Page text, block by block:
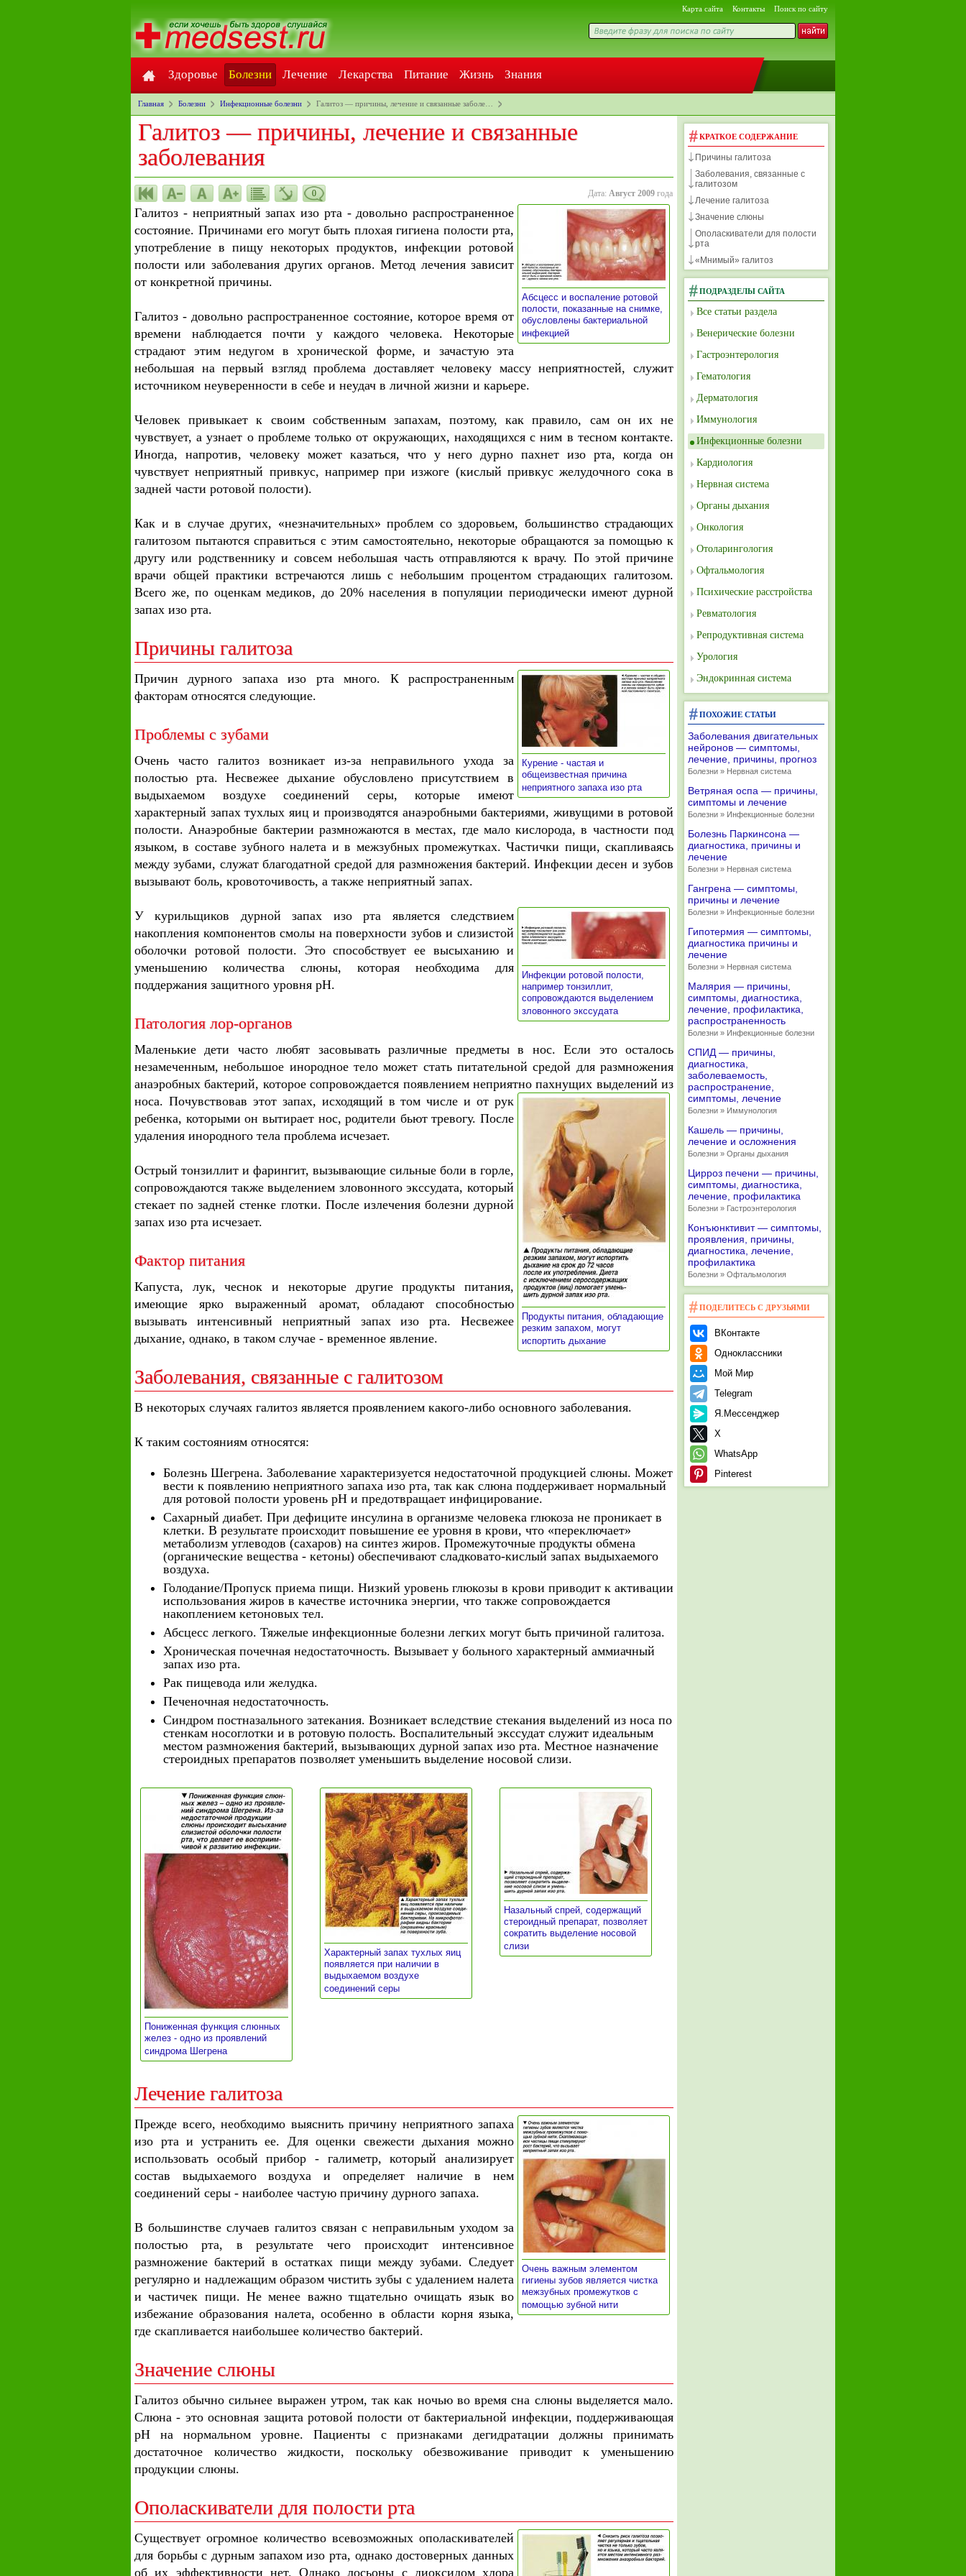
Карта сайта Контакты Поиск по сайту
Здоровье Болезни Лечение Лекарства Питание Жизнь Знания
Главная Болезни Инфекционные болезни Галитоз — причины, лечение и связанные заболе…
Галитоз — причины, лечение и связанные
заболевания
0 Дата: Август 2009 года
Абсцесс и воспаление ротовой
полости, показанные на снимке,
обусловлены бактериальной
инфекцией
Галитоз - неприятный запах изо рта - довольно распространенное
состояние. Причинами его могут быть плохая гигиена полости рта,
употребление в пищу некоторых продуктов, инфекции ротовой
полости или заболевания других органов. Метод лечения зависит
от конкретной причины.
Галитоз - довольно распространенное состояние, которое время от
времени наблюдается почти у каждого человека. Некоторые
страдают этим недугом в хронической форме, и зачастую эта
небольшая на первый взгляд проблема доставляет человеку массу неприятностей, служит
источником неуверенности в себе и неудач в личной жизни и карьере.
Человек привыкает к своим собственным запахам, поэтому, как правило, сам он их не
чувствует, а узнает о проблеме только от окружающих, находящихся с ним в тесном контакте.
Иногда, напротив, человеку может казаться, что у него дурно пахнет изо рта, когда он
чувствует неприятный привкус, например при изжоге (кислый привкус желудочного сока в
задней части ротовой полости).
Как и в случае других, «незначительных» проблем со здоровьем, большинство страдающих
галитозом пытаются справиться с этим самостоятельно, некоторые обращаются за помощью к
другу или родственнику и совсем небольшая часть отправляются к врачу. По этой причине
врачи общей практики встречаются лишь с небольшим процентом страдающих галитозом.
Всего же, по оценкам медиков, до 20% населения в популяции периодически имеют дурной
запах изо рта.
Причины галитоза
Курение - частая и
общеизвестная причина
неприятного запаха изо рта
Причин дурного запаха изо рта много. К распространенным
факторам относятся следующие.
Проблемы с зубами
Очень часто галитоз возникает из-за неправильного ухода за
полостью рта. Несвежее дыхание обусловлено присутствием в
выдыхаемом воздухе соединений серы, которые имеют
характерный запах тухлых яиц и производятся анаэробными бактериями, живущими в ротовой
полости. Анаэробные бактерии размножаются в местах, где мало кислорода, в частности под
языком, в составе зубного налета и в межзубных промежутках. Частички пищи, скапливаясь
между зубами, служат благодатной средой для размножения бактерий. Инфекции десен и зубов
вызывают боль, кровоточивость, а также неприятный запах.
Инфекции ротовой полости,
например тонзиллит,
сопровождаются выделением
зловонного экссудата
У курильщиков дурной запах изо рта является следствием
накопления компонентов смолы на поверхности зубов и слизистой
оболочки ротовой полости. Это способствует ее высыханию и
уменьшению количества слюны, которая необходима для
поддержания защитного уровня pH.
Патология лор-органов
Маленькие дети часто любят засовывать различные предметы в нос. Если это осталось
незамеченным, небольшое инородное тело может стать питательной средой для размножения
анаэробных бактерий, которое сопровождается появлением неприятно пахнущих выделений из
носа.
Продукты питания, обладающие
резким запахом, могут
испортить дыхание
Почувствовав этот запах, исходящий в том числе и от рук
ребенка, которыми он вытирает нос, родители бьют тревогу. После
удаления инородного тела проблема исчезает.
Острый тонзиллит и фарингит, вызывающие сильные боли в горле,
сопровождаются также выделением зловонного экссудата, который
стекает по задней стенке глотки. После излечения болезни дурной
запах изо рта исчезает.
Фактор питания
Капуста, лук, чеснок и некоторые другие продукты питания,
имеющие ярко выраженный аромат, обладают способностью
вызывать интенсивный неприятный запах изо рта. Несвежее
дыхание, однако, в таком случае - временное явление.
Заболевания, связанные с галитозом
В некоторых случаях галитоз является проявлением какого-либо основного заболевания.
К таким состояниям относятся:
Болезнь Шегрена. Заболевание характеризуется недостаточной продукцией слюны. Может
вести к появлению неприятного запаха изо рта, так как слюна поддерживает нормальный
для ротовой полости уровень pH и предотвращает инфицирование.
Сахарный диабет. При дефиците инсулина в организме человека глюкоза не проникает в
клетки. В результате происходит повышение ее уровня в крови, что «переключает»
метаболизм углеводов (сахаров) на синтез жиров. Промежуточные продукты обмена
(органические вещества - кетоны) обеспечивают сладковато-кислый запах выдыхаемого
воздуха.
Голодание/Пропуск приема пищи. Низкий уровень глюкозы в крови приводит к активации
использования жиров в качестве источника энергии, что также сопровождается
накоплением кетоновых тел.
Абсцесс легкого. Тяжелые инфекционные болезни легких могут быть причиной галитоза.
Хроническая почечная недостаточность. Вызывает у больного характерный аммиачный
запах изо рта.
Рак пищевода или желудка.
Печеночная недостаточность.
Синдром постназального затекания. Возникает вследствие стекания выделений из носа по
стенкам носоглотки и в ротовую полость. Воспалительный экссудат служит идеальным
местом размножения бактерий, вызывающих дурной запах изо рта. Местное назначение
стероидных препаратов позволяет уменьшить выделение носовой слизи.
Пониженная функция слюнных
желез - одно из проявлений
синдрома Шегрена
Характерный запах тухлых яиц
появляется при наличии в
выдыхаемом воздухе
соединений серы
Назальный спрей, содержащий
стероидный препарат, позволяет
сократить выделение носовой
слизи
Лечение галитоза
Очень важным элементом
гигиены зубов является чистка
межзубных промежутков с
помощью зубной нити
Прежде всего, необходимо выяснить причину неприятного запаха
изо рта и устранить ее. Для оценки свежести дыхания можно
использовать особый прибор - галиметр, который анализирует
состав выдыхаемого воздуха и определяет наличие в нем
соединений серы - наиболее частую причину дурного запаха.
В большинстве случаев галитоз связан с неправильным уходом за
полостью рта, в результате чего происходит интенсивное
размножение бактерий в остатках пищи между зубами. Следует
регулярно и надлежащим образом чистить зубы с удалением налета
и частичек пищи. Не менее важно тщательно очищать язык во
избежание образования налета, особенно в области корня языка,
где скапливается наибольшее количество бактерий.
Значение слюны
Галитоз обычно сильнее выражен утром, так как ночью во время сна слюны выделяется мало.
Слюна - это основная защита ротовой полости от бактериальной инфекции, поддерживающая
pH на нормальном уровне. Пациенты с признаками дегидратации должны принимать
достаточное количество жидкости, поскольку обезвоживание приводит к уменьшению
продукции слюны.
Ополаскиватели для полости рта
Существует огромное количество всевозможных ополаскивателей
для борьбы с дурным запахом изо рта, однако достоверных данных
об их эффективности нет. Однако лосьоны с диоксидом хлора
КРАТКОЕ СОДЕРЖАНИЕ
Причины галитоза
Заболевания, связанные с
галитозом
Лечение галитоза
Значение слюны
Ополаскиватели для полости
рта
«Мнимый» галитоз
ПОДРАЗДЕЛЫ САЙТА
Все статьи раздела
Венерические болезни
Гастроэнтерология
Гематология
Дерматология
Иммунология
Инфекционные болезни
Кардиология
Нервная система
Органы дыхания
Онкология
Отоларингология
Офтальмология
Психические расстройства
Ревматология
Репродуктивная система
Урология
Эндокринная система
ПОХОЖИЕ СТАТЬИ
Заболевания двигательных
нейронов — симптомы,
лечение, причины, прогноз
Болезни » Нервная система
Ветряная оспа — причины,
симптомы и лечение
Болезни » Инфекционные болезни
Болезнь Паркинсона —
диагностика, причины и
лечение
Болезни » Нервная система
Гангрена — симптомы,
причины и лечение
Болезни » Инфекционные болезни
Гипотермия — симптомы,
диагностика причины и
лечение
Болезни » Нервная система
Малярия — причины,
симптомы, диагностика,
лечение, профилактика,
распространенность
Болезни » Инфекционные болезни
СПИД — причины,
диагностика,
заболеваемость,
распространение,
симптомы, лечение
Болезни » Иммунология
Кашель — причины,
лечение и осложнения
Болезни » Органы дыхания
Цирроз печени — причины,
симптомы, диагностика,
лечение, профилактика
Болезни » Гастроэнтерология
Конъюнктивит — симптомы,
проявления, причины,
диагностика, лечение,
профилактика
Болезни » Офтальмология
ПОДЕЛИТЕСЬ С ДРУЗЬЯМИ
ВКонтакте
Одноклассники
Мой Мир
Telegram
Я.Мессенджер
X
WhatsApp
Pinterest